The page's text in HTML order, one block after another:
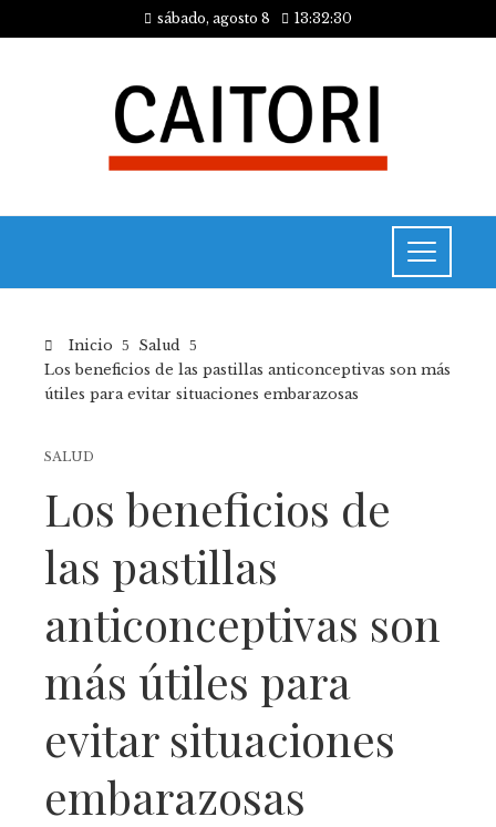
sábado, agosto 8 13:32:30
Inicio
Salud
Los beneficios de las pastillas anticonceptivas son más
útiles para evitar situaciones embarazosas
SALUD
Los beneficios de
las pastillas
anticonceptivas son
más útiles para
evitar situaciones
embarazosas